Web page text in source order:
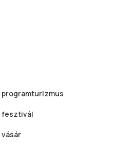
programturizmus
fesztivál
vásár